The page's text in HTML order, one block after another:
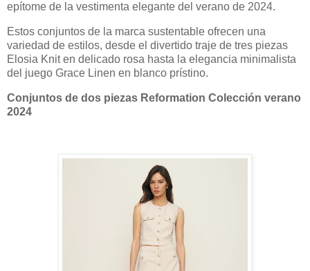
epítome de la vestimenta elegante del verano de 2024.
Estos conjuntos de la marca sustentable ofrecen una
variedad de estilos, desde el divertido traje de tres piezas
Elosia Knit en delicado rosa hasta la elegancia minimalista
del juego Grace Linen en blanco prístino.
Conjuntos de dos piezas Reformation Colección verano
2024